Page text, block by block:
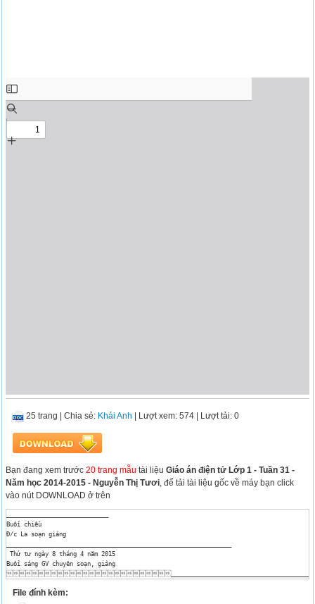
25 trang |Chia sẻ: Khải Anh | Lượt xem: 574 | Lượt tải: 0
Bạn đang xem trước20 trang mẫu tài liệuGiáo án điện tử Lớp 1 - Tuần 31 -
Năm học 2014-2015 - Nguyễn Thị Tươi, để tải tài liệu gốc về máy bạn click
vào nút DOWNLOAD ở trên
Buổi chiều
Đ/c La soạn giảng
Thứ tư ngày 8 tháng 4 năm 2015
Buổi sáng GV chuyên soạn, giảng
Tiết 1: CHÍNH TẢ
File đính kèm: